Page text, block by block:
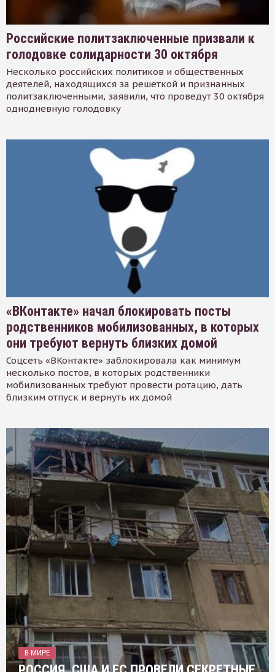
Российские политзаключенные призвали к
голодовке солидарности 30 октября
Несколько российских политиков и общественных
деятелей, находящихся за решеткой и признанных
политзаключенными, заявили, что проведут 30 октября
однодневную голодовку
«ВКонтакте» начал блокировать посты
родственников мобилизованных, в которых
они требуют вернуть близких домой
Соцсеть «ВКонтакте» заблокировала как минимум
несколько постов, в которых родственники
мобилизованных требуют провести ротацию, дать
близким отпуск и вернуть их домой
В МИРЕ